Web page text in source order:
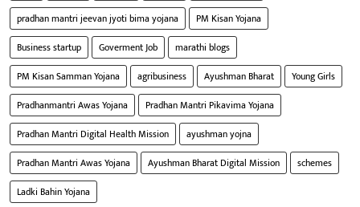
pradhan mantri jeevan jyoti bima yojana
PM Kisan Yojana
Business startup
Goverment Job
marathi blogs
PM Kisan Samman Yojana
agribusiness Ayushman Bharat
Young Girls
Pradhanmantri Awas Yojana
Pradhan Mantri Pikavima Yojana
Pradhan Mantri Digital Health Mission
ayushman yojna
Pradhan Mantri Awas Yojana
Ayushman Bharat Digital Mission
schemes
Ladki Bahin Yojana